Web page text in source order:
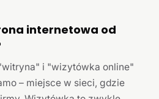
internetowa od
i "wizytówka online"
– miejsce w sieci, gdzie